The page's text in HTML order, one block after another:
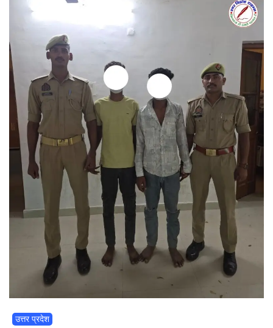
उत्तर प्रदेश